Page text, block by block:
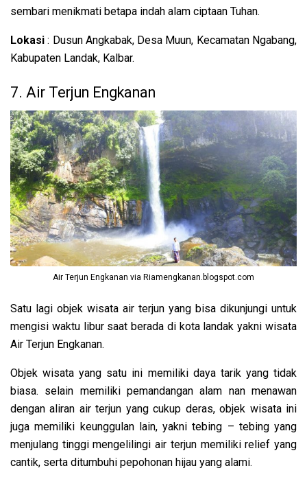
sembari menikmati betapa indah alam ciptaan Tuhan.
Lokasi : Dusun Angkabak, Desa Muun, Kecamatan Ngabang,
Kabupaten Landak, Kalbar.
7. Air Terjun Engkanan
Air Terjun Engkanan via Riamengkanan.blogspot.com
Satu lagi objek wisata air terjun yang bisa dikunjungi untuk
mengisi waktu libur saat berada di kota landak yakni wisata
Air Terjun Engkanan.
Objek wisata yang satu ini memiliki daya tarik yang tidak
biasa. selain memiliki pemandangan alam nan menawan
dengan aliran air terjun yang cukup deras, objek wisata ini
juga memiliki keunggulan lain, yakni tebing – tebing yang
menjulang tinggi mengelilingi air terjun memiliki relief yang
cantik, serta ditumbuhi pepohonan hijau yang alami.